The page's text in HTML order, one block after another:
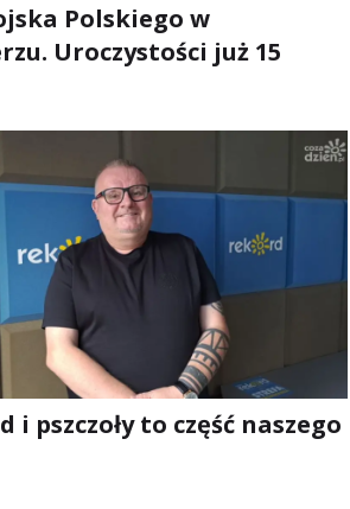
Polskiego w
Uroczystości już 15
i pszczoły to część naszego